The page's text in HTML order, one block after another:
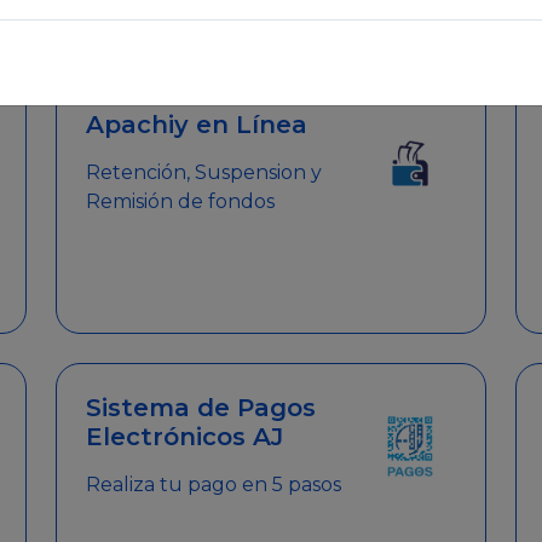
Apachiy en Línea
Retención, Suspension y
Remisión de fondos
Sistema de Pagos
Electrónicos AJ
Realiza tu pago en 5 pasos